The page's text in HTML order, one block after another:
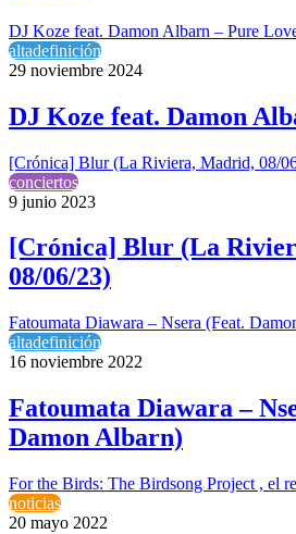
DJ Koze feat. Damon Albarn – Pure
altadefinición
29 noviembre 2024
DJ Koze feat. Damon
[Crónica] Blur (La Riviera, Madrid, 08/
conciertos
9 junio 2023
[Crónica] Blur (La
08/06/23)
Fatoumata Diawara – Nsera (Feat.
altadefinición
16 noviembre 2022
Fatoumata Diawara –
Damon Albarn)
For the Birds: The Birdsong Project , el
noticias
20 mayo 2022